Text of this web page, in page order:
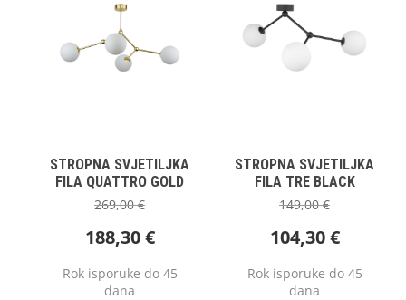
STROPNA SVJETILJKA
FILA QUATTRO GOLD
269,00€
188,30€
Rok isporuke do 45
dana
STROPNA SVJETILJKA
FILA TRE BLACK
149,00€
104,30€
Rok isporuke do 45
dana